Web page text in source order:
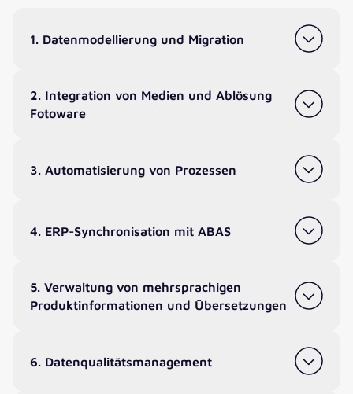
1. Datenmodellierung und Migration
2. Integration von Medien und Ablösung
Fotoware
3. Automatisierung von Prozessen
4. ERP-Synchronisation mit ABAS
5. Verwaltung von mehrsprachigen
Produktinformationen und Übersetzungen
6. Datenqualitätsmanagement